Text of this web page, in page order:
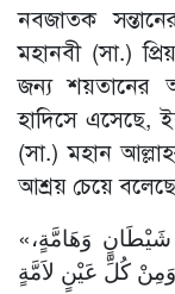
নবজাতক
মহানবী (সা.)
জন্য শয়তানের
হাদিসে এসেছে,
(সা.) মহান
আশ্রয় চেয়ে
«أُعِيذُكُمَا بِكَلِمَاتِ اللَّهِ التَّامَّةِ مِنْ كُلِّ شَيْطَانٍ وَهَامَّةٍ،